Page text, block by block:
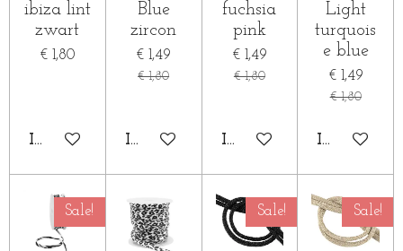
ibiza lint
zwart
€ 1,80
IN WINKELWAGEN
Blue
zircon
€ 1,49
€ 1,80
IN WINKELWAGEN
fuchsia
pink
€ 1,49
€ 1,80
IN WINKELWAGEN
Light
turquois
e blue
€ 1,49
€ 1,80
IN
Sale! Sale! Sale!